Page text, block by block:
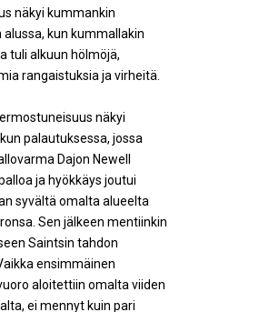
näkyi kummankin
alussa, kun kummallakin
tuli alkuun hölmöjä,
rangaistuksia ja virheitä.
näkyi
palautuksessa, jossa
Dajon Newell
ja hyökkäys joutui
syvältä omalta alueelta
Sen jälkeen mentiinkin
Saintsin tahdon
ensimmäinen
aloitettiin omalta viiden
ei mennyt kuin pari